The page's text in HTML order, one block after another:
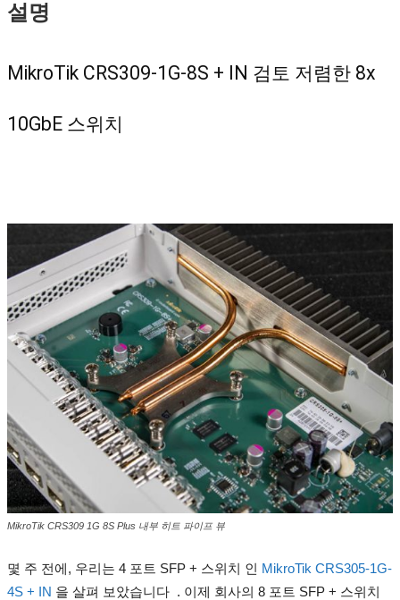
설명
MikroTik CRS309-1G-8S + IN 검토 저렴한 8x
10GbE 스위치
MikroTik CRS309 1G 8S Plus 내부 히트 파이프 뷰
몇 주 전에, 우리는 4 포트 SFP + 스위치 인 MikroTik CRS305-1G-
4S + IN 을 살펴 보았습니다 . 이제 회사의 8 포트 SFP + 스위치